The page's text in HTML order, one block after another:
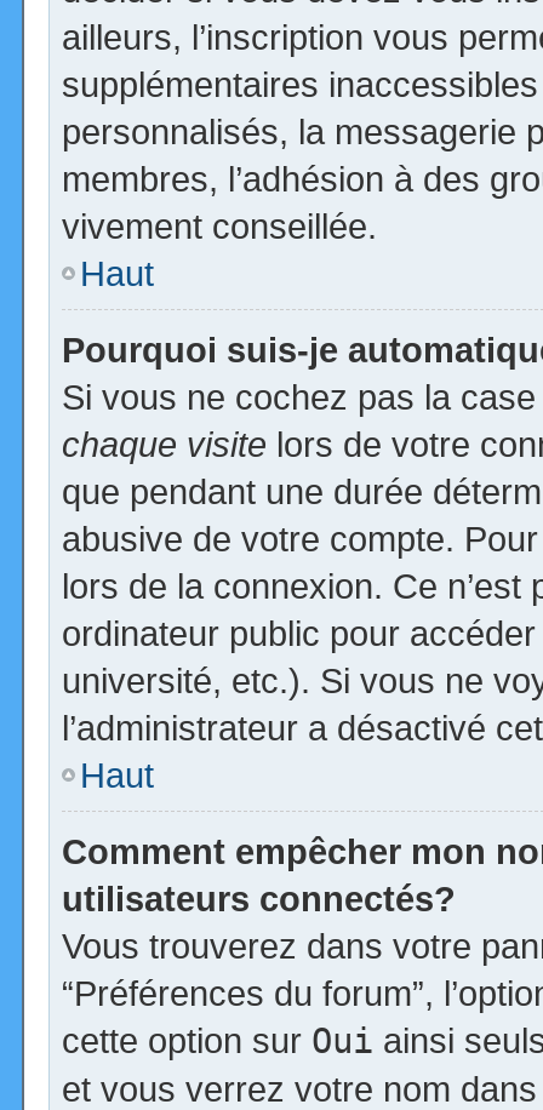
ailleurs, l’inscription vous
supplémentaires
personnalisés, la messagerie
membres, l’adhésion à des
vivement conseillée.
Haut
Pourquoi suis-je
Si vous ne cochez pas la
chaque visite lors de votre
que pendant une durée
abusive de votre compte.
lors de la connexion. Ce
ordinateur public pour
université, etc.). Si vous ne
l’administrateur a désactivé
Haut
Comment empêcher mon
utilisateurs connectés?
Vous trouverez dans votre
“Préférences du forum”,
cette option sur Oui ainsi
et vous verrez votre nom